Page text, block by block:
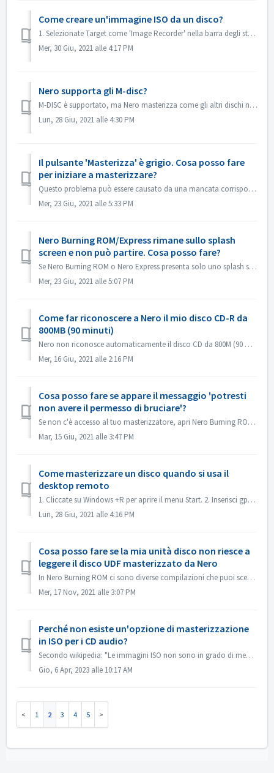
Come creare un'immagine ISO da un disco?
1. Selezionate Target come 'Image Recorder' nella barra degli strumenti. 2. Inserisci il tuo disco sorgente nell'unità. Fai clic su Copia nella...
Mer, 30 Giu, 2021 alle 4:17 PM
Nero supporta gli M-disc?
M-DISC è supportato, ma Nero masterizza come gli altri dischi normali. Non c'è un trattamento speciale per questo.
Lun, 28 Giu, 2021 alle 4:30 PM
Il pulsante 'Masterizza' è grigio. Cosa posso fare
per iniziare a masterizzare?
Questo problema può essere causato da una mancata corrispondenza tra il file del progetto e il tuo tipo di progetto. Prova altri tipi di progetto per vedere...
Mer, 23 Giu, 2021 alle 5:33 PM
Nero Burning ROM/Express rimane sullo splash
screen e non può partire. Cosa posso fare?
Se Nero Burning ROM o Nero Express presenta solo uno splash screen ma nessuna finestra dell'applicazione, controllare se sul computer è presente un'...
Mer, 23 Giu, 2021 alle 5:07 PM
Come far riconoscere a Nero il mio disco CD-R da
800MB (90 minuti)
Nero non riconosce automaticamente il disco CD da 800M (90 minuti). Ora viene ancora rilevato come 700M (80 minuti). Se hai bisogno di masterizzare un disc...
Mer, 16 Giu, 2021 alle 2:16 PM
Cosa posso fare se appare il messaggio 'potresti
non avere il permesso di bruciare'?
Se non c'è accesso al tuo masterizzatore, apri Nero Burning ROM o Nero Express, il messaggio di errore appare. Come risolvere questo problema: So...
Mar, 15 Giu, 2021 alle 3:47 PM
Come masterizzare un disco quando si usa il
desktop remoto
1. Cliccate su Windows +R per aprire il menu Start. 2. Inserisci gpedit.msc nella casella di ricerca e premi il tasto [Invio] sulla tastiera. Questo aprirà...
Lun, 28 Giu, 2021 alle 4:16 PM
Cosa posso fare se la mia unità disco non riesce a
leggere il disco UDF masterizzato da Nero
In Nero Burning ROM ci sono diverse compilazioni che puoi scegliere. Se hai masterizzato un disco UDF ma la compatibilità della tua unità disco e UDF non ...
Mer, 17 Nov, 2021 alle 3:07 PM
Perché non esiste un'opzione di masterizzazione
in ISO per i CD audio?
Secondo wikipedia: "Le immagini ISO non sono in grado di memorizzare e ricreare i dischi CD-Audio, a causa del fatto che i dischi CD-Audio non utilizz...
Gio, 6 Apr, 2023 alle 10:17 AM
1 2 3 4 5